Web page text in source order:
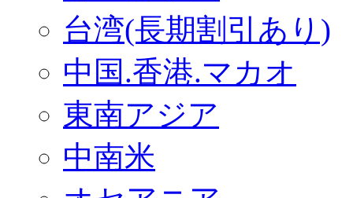
台湾(長期割引あり)
中国.香港.マカオ
東南アジア
中南米